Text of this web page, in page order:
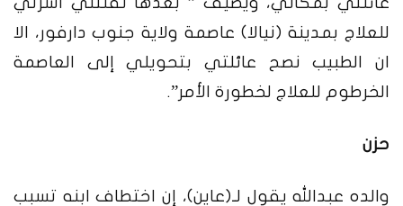
للعلاج بمدينة (نيالا) عاصمة ولاية جنوب دارفور، الا
ان الطبيب نصح عائلتي بتحويلي إلى العاصمة
الخرطوم للعلاج لخطورة الأمر”.
حزن
والده عبدالله يقول لـ(عاين)، إن اختطاف ابنه تسبب